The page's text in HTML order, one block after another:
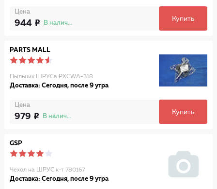
Цена
944 В наличии
Купить
PARTS MALL
Пыльник ШРУСа PXCWA-318
Доставка: Сегодня, после 9 утра
Цена
979 В наличии
Купить
GSP
Чехол на ШРУС к-т 780167
Доставка: Сегодня, после 9 утра